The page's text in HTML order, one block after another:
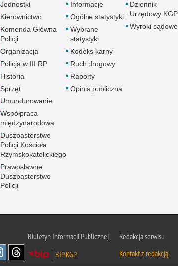
Jednostki
Kierownictwo
Komenda Główna
Policji
Organizacja
Policja w III RP
Historia
Sprzęt
Umundurowanie
Współpraca
międzynarodowa
Duszpasterstwo
Policji Kościoła
Rzymskokatolickiego
Prawosławne
Duszpasterstwo
Policji
Informacje
Ogólne statystyki
Wybrane
statystyki
Kodeks karny
Ruch drogowy
Raporty
Opinia publiczna
Dziennik
Urzędowy KGP
Wyroki sądowe
Biuletyn Informacji Publicznej
BIP KGP
Redakcja serwisu
Kontakt z redakcją